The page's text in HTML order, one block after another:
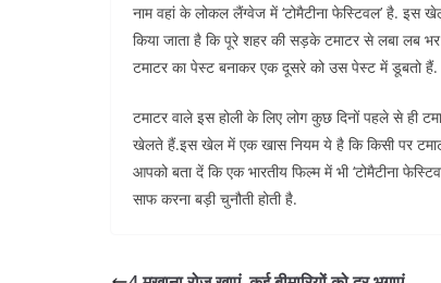
नाम वहां के लोकल लैंग्वेज में ‘टोमैटीना फेस्टिवल’ है. इस
किया जाता है कि पूरे शहर की सड़के टमाटर से लबा लब
टमाटर का पेस्ट बनाकर एक दूसरे को उस पेस्ट में डूबतो
टमाटर वाले इस होली के लिए लोग कुछ दिनों पहले से ही
खेलते हैं.इस खेल में एक खास नियम ये है कि किसी पर
आपको बता दें कि एक भारतीय फिल्म में भी ‘टोमैटीना
साफ करना बड़ी चुनौती होती है.